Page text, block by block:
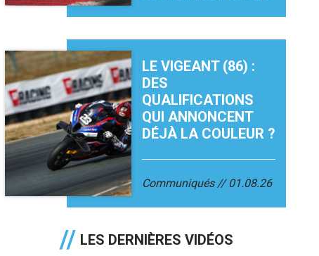
LE VIGEANT (86) :
DES
QUALIFICATIONS
QUI ANNONCENT
DÉJÀ LA COULEUR ?
Communiqués 01.08.26
LES DERNIÈRES VIDÉOS